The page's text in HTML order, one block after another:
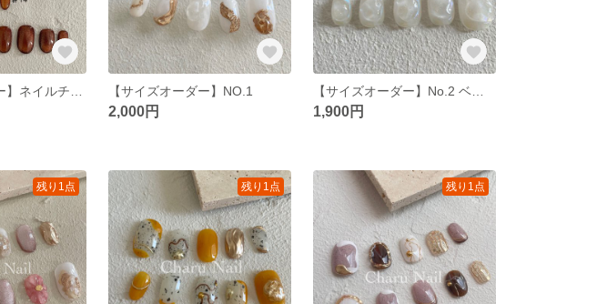
【サイズオーダー】NO.1
2,000円 1,900円
残り1点 残り1点 残り1点